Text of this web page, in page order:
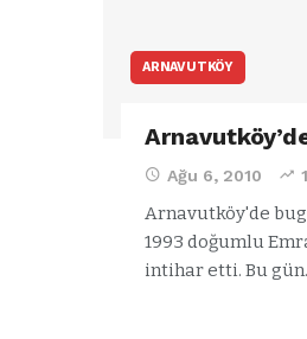
ARNAVUTKÖY
Ağu 6, 2010
Arnavutköy'de
1993 doğumlu
intihar etti. Bu gün